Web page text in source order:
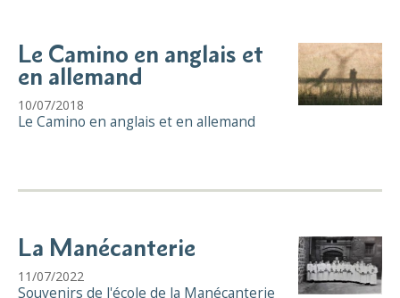
Le Camino en anglais et
en allemand
10/07/2018
Le Camino en anglais et en allemand
La Manécanterie
11/07/2022
Souvenirs de l'école de la Manécanterie